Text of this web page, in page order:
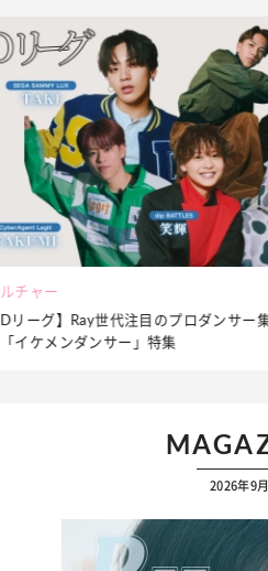
ビューティー
夏だからこそ“水分”が大切！く
ケア】アイテム3選
2026年9